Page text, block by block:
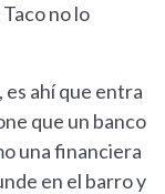
no lo
es ahí que entra
que un banco
una financiera
en el barro y